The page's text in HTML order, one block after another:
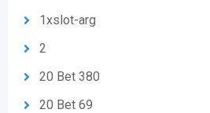
1xslot-arg
2
20 Bet 380
20 Bet 69